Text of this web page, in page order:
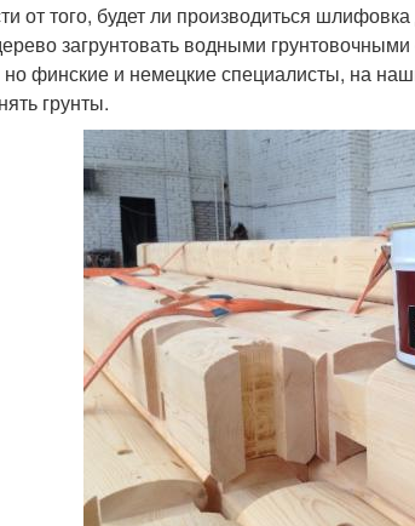
от того, будет ли производиться
загрунтовать водными
финские и немецкие специалисты, на
грунты.